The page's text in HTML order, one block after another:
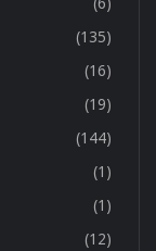
(135)
(16)
(19)
(144)
(1)
(1)
(12)